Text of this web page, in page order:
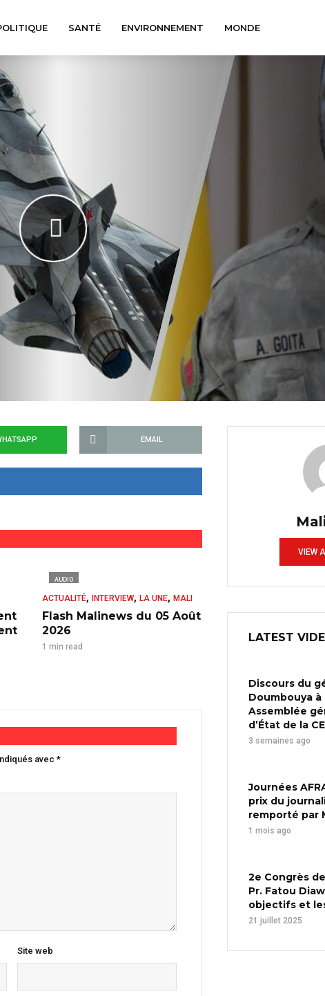
SANTÉ ENVIRONNEMENT MONDE
EMAIL
AUDIO
ACTUALITÉ, INTERVIEW, LA UNE, MALI
Flash Malinews du 05 Août
2026
1 min read
avec *
Site web
VIEW
LATEST
Discours du
Doumbouya à
Assemblée
d’État de la
3 semaines ago
Journées
prix du
remporté par
1 mois ago
2e Congrès
Pr. Fatou
objectifs et
21 juillet 2025